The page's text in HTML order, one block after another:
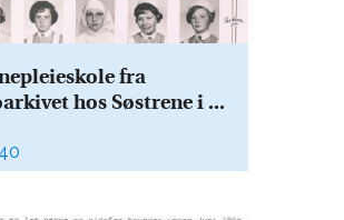
fra
hos Søstrene i ...
40